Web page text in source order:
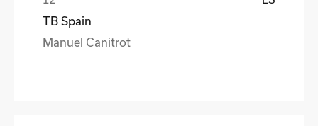
TB Spain
Manuel Canitrot